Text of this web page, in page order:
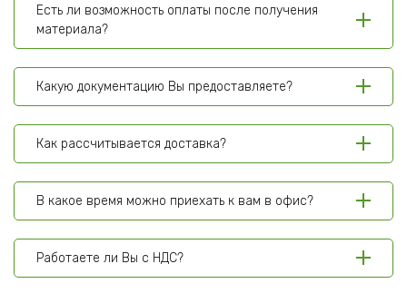
Есть ли возможность оплаты после получения
материала?
Какую документацию Вы предоставляете?
Как рассчитывается доставка?
В какое время можно приехать к вам в офис?
Работаете ли Вы с НДС?